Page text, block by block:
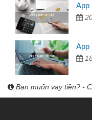
App
App
Bạn muốn vay tiền? -